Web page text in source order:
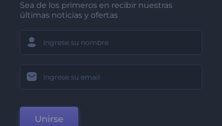
Sea de los primeros en recibir nuestras
últimas noticias y ofertas
Unirse